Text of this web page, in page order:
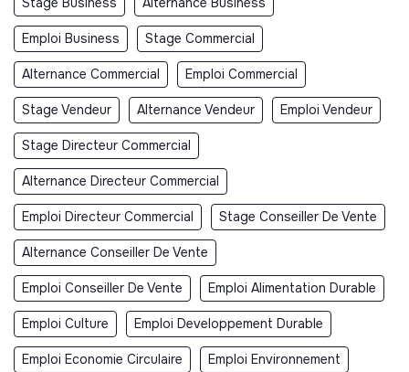
Emploi Business Stage Commercial
Alternance Commercial Emploi Commercial
Stage Vendeur Alternance Vendeur Emploi Vendeur
Stage Directeur Commercial
Alternance Directeur Commercial
Emploi Directeur Commercial Stage Conseiller De Vente
Alternance Conseiller De Vente
Emploi Conseiller De Vente Emploi Alimentation Durable
Emploi Culture Emploi Developpement Durable
Emploi Economie Circulaire Emploi Environnement